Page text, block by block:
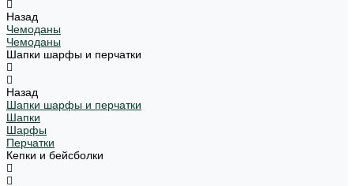
Назад
Чемоданы
Чемоданы
Шапки шарфы и перчатки
Назад
Шапки шарфы и перчатки
Шапки
Шарфы
Перчатки
Кепки и бейсболки